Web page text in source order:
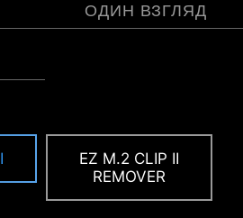
ОДИН ВЗГЛЯД
EZ M.2 CLIP II
REMOVER
УСТАНОВКА
материнских плат MSI
зон стоек корпуса.
INSTALLER
Installer автоматически
и предлагает
показаться сложным